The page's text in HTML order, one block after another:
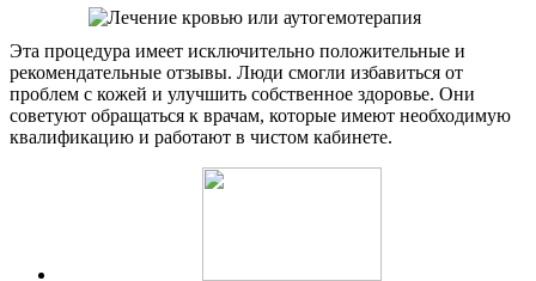
Эта процедура имеет исключительно положительные и
рекомендательные отзывы. Люди смогли избавиться от
проблем с кожей и улучшить собственное здоровье. Они
советуют обращаться к врачам, которые имеют необходимую
квалификацию и работают в чистом кабинете.